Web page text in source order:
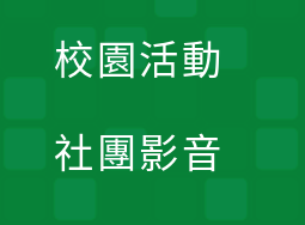
校園活動
社團影音